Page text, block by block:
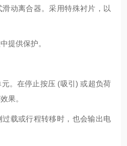
动离合器。采用特殊衬片，以
提供保护。
。在停止按压 (吸引) 或超负荷
果。
载或行程转移时，也会输出电